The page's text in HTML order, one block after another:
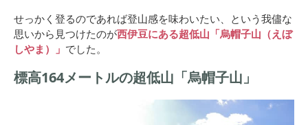
せっかく登るのであれば登山感を味わいたい、という我儘な
思いから見つけたのが西伊豆にある超低山「烏帽子山（えぼ
しやま）」 でした。
標高164メートルの超低山「烏帽子山」